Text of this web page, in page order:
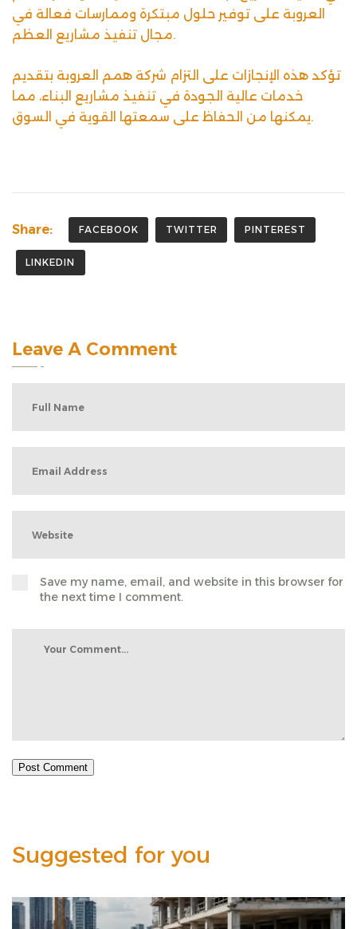
العروبة على توفير حلول مبتكرة وممارسات فعالة في
مجال تنفيذ مشاريع العظم.
تؤكد هذه الإنجازات على التزام شركة همم العروبة بتقديم
خدمات عالية الجودة في تنفيذ مشاريع البناء، مما
يمكنها من الحفاظ على سمعتها القوية في السوق.
Share: FACEBOOK TWITTER PINTEREST
LINKEDIN
Leave A Comment
Save my name, email, and website in this browser for
the next time I comment.
Post Comment
Suggested for you